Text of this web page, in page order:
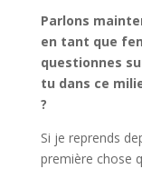
Parlons
en tant que
questionnes
tu dans ce
?
Si je reprends
première chose